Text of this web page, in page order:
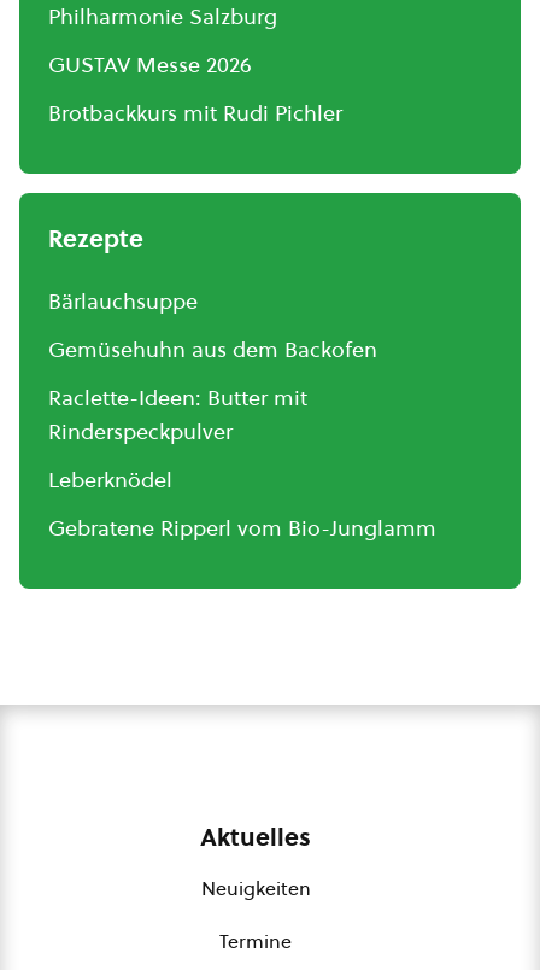
Philharmonie Salzburg
GUSTAV Messe 2026
Brotbackkurs mit Rudi Pichler
Rezepte
Bärlauchsuppe
Gemüsehuhn aus dem Backofen
Raclette-Ideen: Butter mit
Rinderspeckpulver
Leberknödel
Gebratene Ripperl vom Bio-Junglamm
Aktuelles
Neuigkeiten
Termine